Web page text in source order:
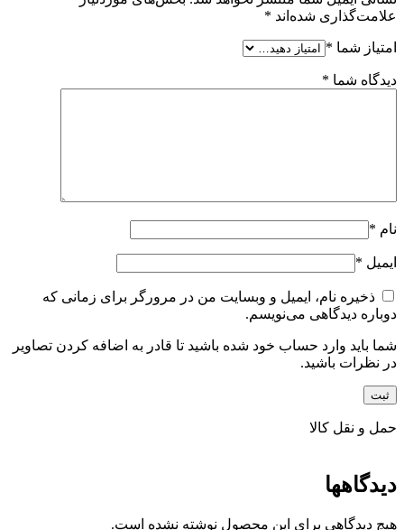
علامت‌گذاری شده‌اند *
امتیاز شما *
دیدگاه شما *
نام *
ایمیل *
ذخیره نام، ایمیل و وبسایت من در مرورگر برای زمانی که
دوباره دیدگاهی می‌نویسم.
شما باید وارد حساب خود شده باشید تا قادر به اضافه کردن تصاویر
در نظرات باشید.
حمل و نقل کالا
دیدگاهها
هیچ دیدگاهی برای این محصول نوشته نشده است.